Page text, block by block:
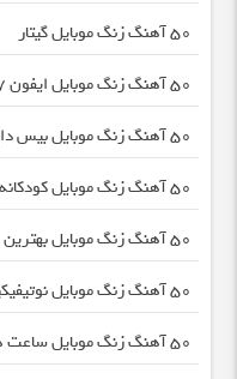
50 آهنگ زنگ موبایل گیتار
50 آهنگ زنگ موبایل ایفون 7
50 آهنگ زنگ موبایل بیس دار
50 آهنگ زنگ موبایل کودکانه
50 آهنگ زنگ موبایل بهترین سال
50 آهنگ زنگ موبایل نوتیفیکیشن
50 آهنگ زنگ موبایل ساعت هشدار